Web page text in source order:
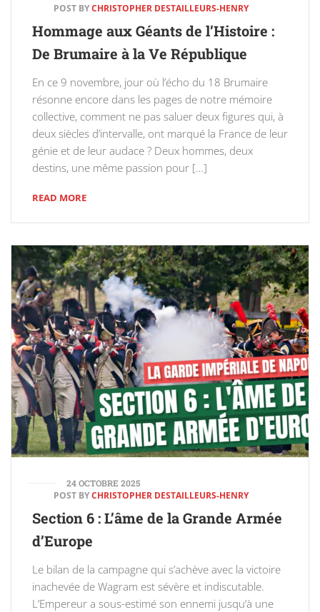
POST BYCHRISTOPHER DESTAILLEURS-HENRY
Hommage aux Géants de l’Histoire :
De Brumaire à la Ve République
En ce 9 novembre, jour où l’écho du 18 Brumaire
résonne encore dans les pages de notre mémoire
collective, comment ne pas saluer deux figures qui, à
deux siècles d’intervalle, ont marqué la France de leur
génie et de leur audace ? Deux hommes, deux
destins, une même passion pour […]
READ MORE
24 OCTOBRE 2025
POST BYCHRISTOPHER DESTAILLEURS-HENRY
Section 6 : L’âme de la Grande Armée
d’Europe
Le bilan de la campagne qui s’achève avec la victoire
inachevée de Wagram est sévère et indiscutable.
L’Empereur a sous-estimé son ennemi jusqu’à une